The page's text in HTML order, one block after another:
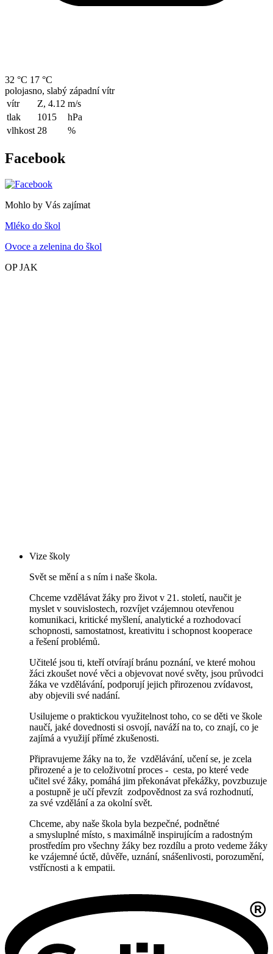
32 °C 17 °C
polojasno, slabý západní vítr
vítr
Z, 4.12 m/s
tlak
1015
hPa
vlhkost 28 %
Facebook
Mohlo by Vás zajímat
Mléko do škol
Ovoce a zelenina do škol
OP JAK
Vize školy
Svět se mění a s ním i naše škola.
Chceme vzdělávat žáky pro život v 21. století, naučit je
myslet v souvislostech, rozvíjet vzájemnou otevřenou
komunikaci, kritické myšlení, analytické a rozhodovací
schopnosti, samostatnost, kreativitu i schopnost kooperace
a řešení problémů.
Učitelé jsou ti, kteří otvírají bránu poznání, ve které mohou
žáci zkoušet nové věci a objevovat nové světy, jsou průvodci
žáka ve vzdělávání, podporují jejich přirozenou zvídavost,
aby objevili své nadání.
Usilujeme o praktickou využitelnost toho, co se děti ve škole
naučí, jaké dovednosti si osvojí, naváží na to, co znají, co je
zajímá a využijí přímé zkušenosti.
Připravujeme žáky na to, že vzdělávání, učení se, je zcela
přirozené a je to celoživotní proces - cesta, po které vede
učitel své žáky, pomáhá jim překonávat překážky, povzbuzuje
a postupně je učí převzít zodpovědnost za svá rozhodnutí,
za své vzdělání a za okolní svět.
Chceme, aby naše škola byla bezpečné, podnětné
a smysluplné místo, s maximálně inspirujícím a radostným
prostředím pro všechny žáky bez rozdílu a proto vedeme žáky
ke vzájemné úctě, důvěře, uznání, snášenlivosti, porozumění,
vstřícnosti a k empatii.